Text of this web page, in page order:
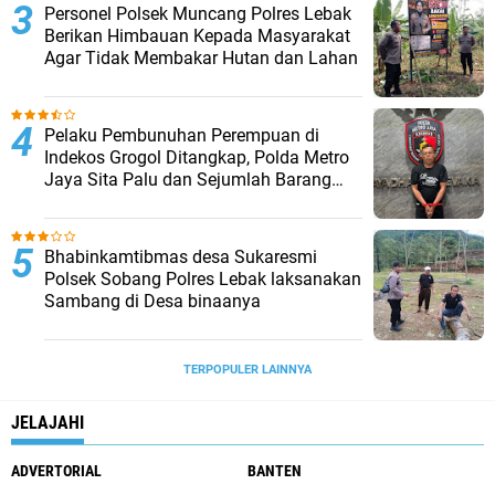
Personel Polsek Muncang Polres Lebak
Berikan Himbauan Kepada Masyarakat
Agar Tidak Membakar Hutan dan Lahan
Pelaku Pembunuhan Perempuan di
Indekos Grogol Ditangkap, Polda Metro
Jaya Sita Palu dan Sejumlah Barang
Bhabinkamtibmas desa Sukaresmi
Polsek Sobang Polres Lebak laksanakan
Sambang di Desa binaanya
TERPOPULER LAINNYA
JELAJAHI
ADVERTORIAL BANTEN